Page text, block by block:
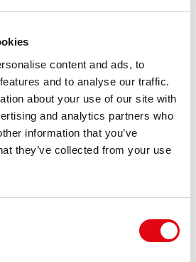
content and ads, to
and to analyse our traffic.
about your use of our site with
and analytics partners who
information that you’ve
they’ve collected from your use
spielt im Mapei